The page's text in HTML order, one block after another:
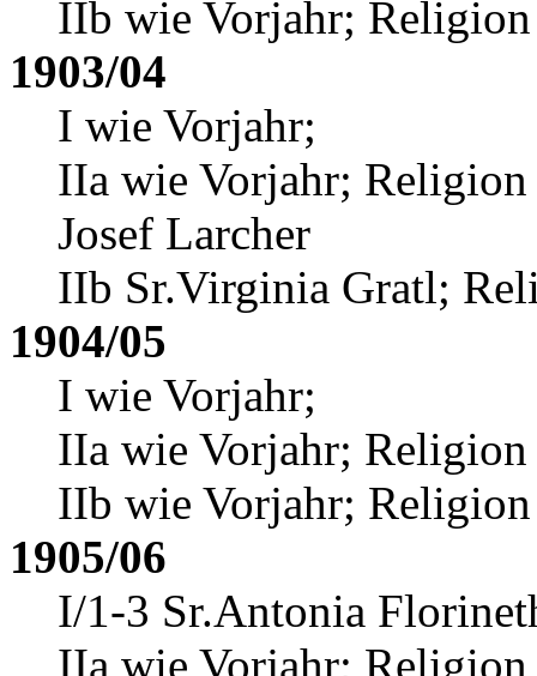
IIb wie Vorjahr;
1903/04
I wie Vorjahr;
IIa wie Vorjahr; Religion
Josef Larcher
IIb Sr.Virginia Gratl;
1904/05
I wie Vorjahr;
IIa wie Vorjahr;
IIb wie Vorjahr;
1905/06
I/1-3 Sr.Antonia
IIa wie Vorjahr;